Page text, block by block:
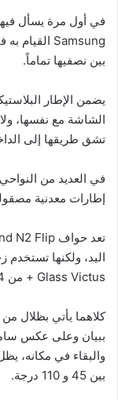
بين نصفيها تماماً.
يضمن الإطار
الشاشة مع نفسها،
تشق طريقها إلى
في العديد من النواحي
إطارات معدنية
Glass Victus + من Z Flip 4.
كلاهما يأتي بظلال
ببيان وعلى عكس
بين 45 و 110 درجة.